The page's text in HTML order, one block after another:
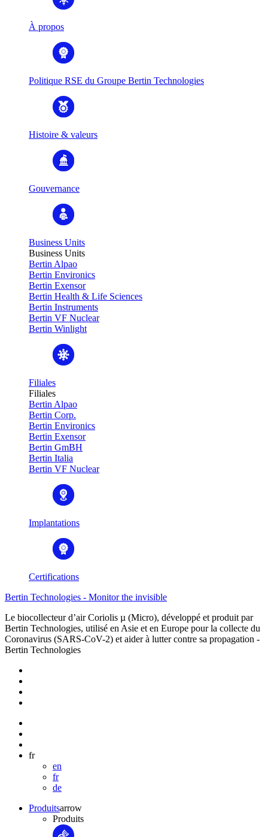
À propos
Politique RSE du Groupe Bertin Technologies
Histoire & valeurs
Gouvernance
Business Units
Business Units
Bertin Alpao
Bertin Environics
Bertin Exensor
Bertin Health & Life Sciences
Bertin Instruments
Bertin VF Nuclear
Bertin Winlight
Filiales
Filiales
Bertin Alpao
Bertin Corp.
Bertin Environics
Bertin Exensor
Bertin GmBH
Bertin Italia
Bertin VF Nuclear
Implantations
Certifications
Bertin Technologies - Monitor the invisible
Le biocollecteur d’air Coriolis µ (Micro), développé et produit par
Bertin Technologies, utilisé en Asie et en Europe pour la collecte du
Coronavirus (SARS-CoV-2) et aider à lutter contre sa propagation -
Bertin Technologies
fr
en
fr
de
Produitsarrow
Produits